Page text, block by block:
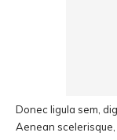
Donec ligula sem,
Aenean